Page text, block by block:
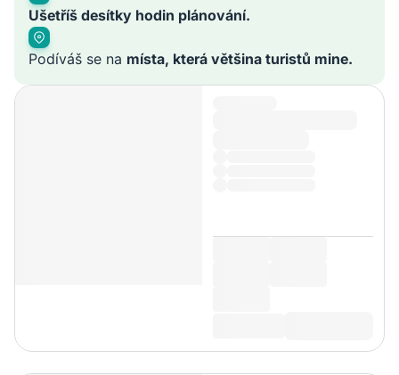
Ušetříš desítky hodin plánování.
Podíváš se na místa, která většina turistů mine.